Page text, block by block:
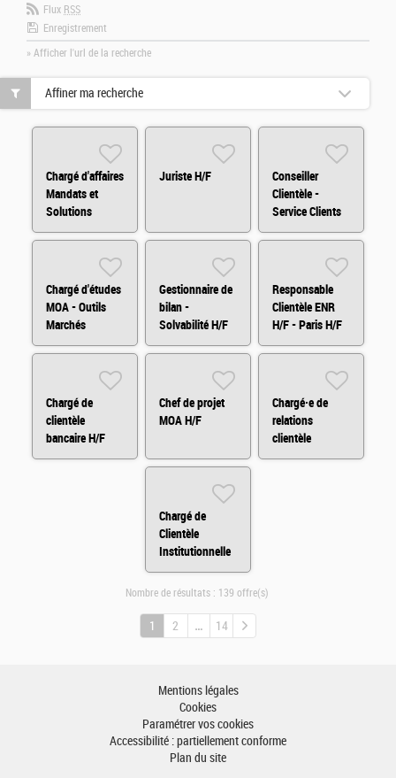
Flux RSS
Enregistrement
» Afficher l'url de la recherche
Chargé d'affaires
Mandats et
Solutions
d'Investissements
Juriste H/F
Conseiller
Clientèle -
Service Clients
H/F/X
Chargé d'études
MOA - Outils
Marchés
Financiers
Gestionnaire de
bilan -
Solvabilité H/F
Responsable
Clientèle ENR
H/F - Paris H/F
Chargé de
clientèle
bancaire H/F
Chef de projet
MOA H/F
Chargé·e de
relations
clientèle
Assurances en
Chargé de
Clientèle
Institutionnelle
H/F
Affiner ma recherche
Nombre de résultats : 139 offre(s)
1 2 14
Mentions légales
Cookies
Paramétrer vos cookies
Accessibilité : partiellement conforme
Plan du site